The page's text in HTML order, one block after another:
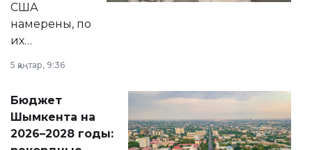
США
намерены, по
их
принести
народу
Венесуэлы.
5 қаңтар, 9:36
Бюджет
Шымкента на
2026–2028 годы: